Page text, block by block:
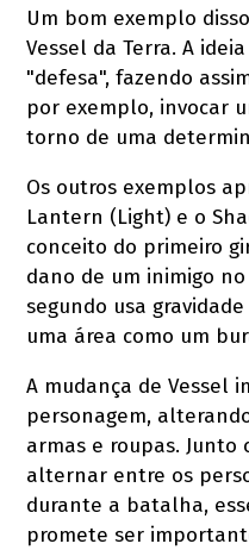
Um bom exemplo
Vessel da Terra. A
"defesa", fazendo
por exemplo, invocar
torno de uma
Os outros exemplos
Lantern (Light) e o
conceito do primeiro
dano de um inimigo
segundo usa
uma área como um
A mudança de Vessel
personagem,
armas e roupas. Junto
alternar entre os
durante a batalha,
promete ser